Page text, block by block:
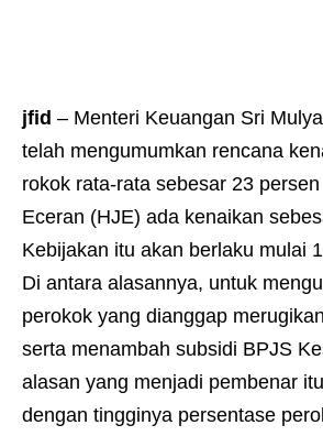
jfid – Menteri Keuangan Sri
telah mengumumkan rencana
rokok rata-rata sebesar 23
Eceran (HJE) ada kenaikan
Kebijakan itu akan berlaku mulai
Di antara alasannya, untuk
perokok yang dianggap
serta menambah subsidi BPJS
alasan yang menjadi pembenar
dengan tingginya persentase